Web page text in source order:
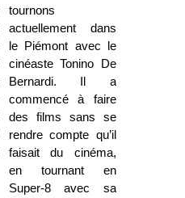
tournons
actuellement dans
le Piémont avec le
cinéaste Tonino De
Bernardi. Il a
commencé à faire
des films sans se
rendre compte qu’il
faisait du cinéma,
en tournant en
Super-8 avec sa